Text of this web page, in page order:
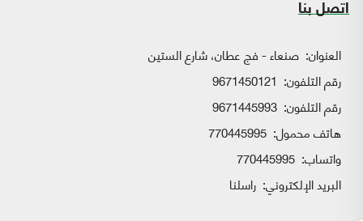
اتصل بنا
العنوان: صنعاء - فج عطان، شارع الستين
رقم التلفون: 9671450121
رقم التلفون: 9671445993
هاتف محمول: 770445995
واتساب:
البريد الإلكتروني: راسلنا